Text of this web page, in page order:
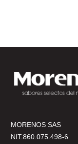
MORENOS SAS
NIT:860.075.498-6